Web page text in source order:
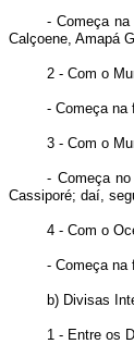
- Começa
Calçoene, Amapá
2 - Com o
- Começa na
3 - Com o
- Começa
Cassiporé; daí,
4 - Com o
- Começa na
b) Divisas
1 - Entre os